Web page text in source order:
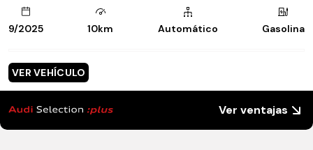
9/2025 10km Automático Gasolina
VER VEHÍCULO
Ver ventajas